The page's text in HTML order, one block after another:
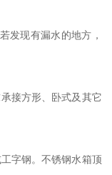
现有漏水的地方，
接方形、卧式及其它
字钢。不锈钢水箱顶